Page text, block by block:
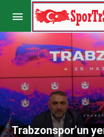
Trabzonspor’un
Sivasspor’da
Yorum Yap Paylaş